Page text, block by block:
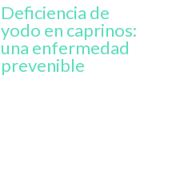
Deficiencia de
yodo en caprinos:
una enfermedad
prevenible